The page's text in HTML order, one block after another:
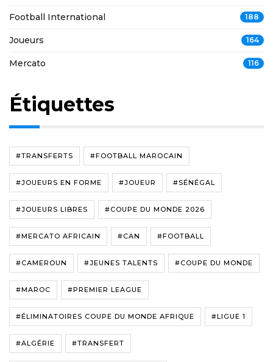
Football International 188
Joueurs 164
Mercato 116
Étiquettes
#TRANSFERTS #FOOTBALL MAROCAIN
#JOUEURS EN FORME #JOUEUR #SÉNÉGAL
#JOUEURS LIBRES #COUPE DU MONDE 2026
#MERCATO AFRICAIN #CAN #FOOTBALL
#CAMEROUN #JEUNES TALENTS #COUPE DU MONDE
#MAROC #PREMIER LEAGUE
#ÉLIMINATOIRES COUPE DU MONDE AFRIQUE #LIGUE 1
#ALGÉRIE #TRANSFERT